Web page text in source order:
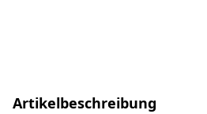
Artikelbeschreibung